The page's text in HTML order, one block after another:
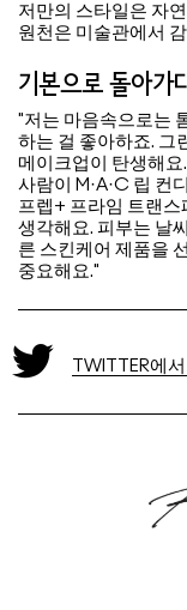
저만의 스타일은 자
원천은 미술관에서
기본으로 돌아가
"저는 마음속으로는
하는 걸 좋아하죠. 그
메이크업이 탄생해요
사람이 M·A·C 립 컨
프렙+ 프라임 트랜
생각해요. 피부는 날
른 스킨케어 제품을
중요해요."
TWITTER에서